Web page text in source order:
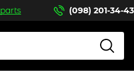
(098) 201-34-43